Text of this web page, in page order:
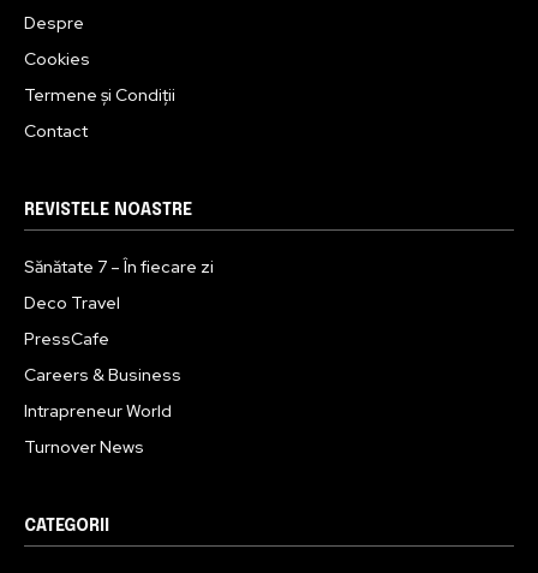
Despre
Cookies
Termene și Condiții
Contact
REVISTELE NOASTRE
Sănătate 7 – În fiecare zi
Deco Travel
PressCafe
Careers & Business
Intrapreneur World
Turnover News
CATEGORII